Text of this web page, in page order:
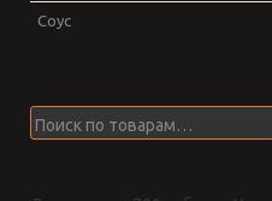
Соус
Искать: